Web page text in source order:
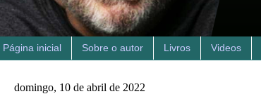
Página inicial Sobre o autor Livros Videos
domingo, 10 de abril de 2022